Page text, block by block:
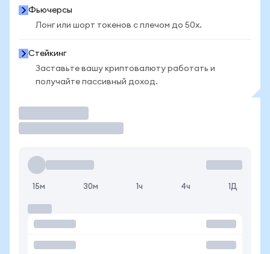
Фьючерсы
Лонг или шорт токенов с плечом до 50x.
Стейкинг
Заставьте вашу криптовалюту работать и
получайте пассивный доход.
15м 30м 1ч 4ч 1Д